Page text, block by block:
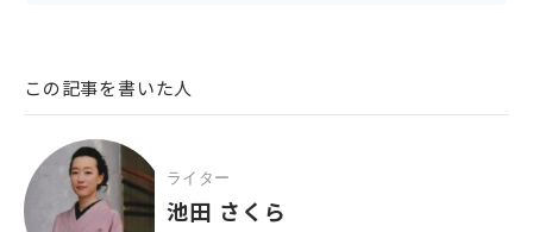
この記事を書いた人
池田 さくら
ライター